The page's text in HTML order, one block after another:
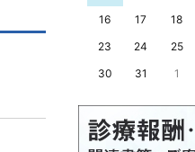
16
17 18
23
24 25
30
31 1